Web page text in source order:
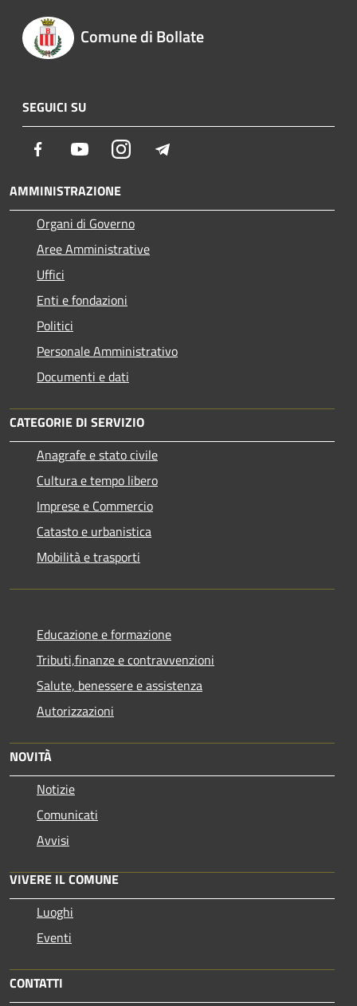
Comune di Bollate
SEGUICI SU
Facebook YoutubeInstagram
AMMINISTRAZIONE
Organi di Governo
Aree Amministrative
Uffici
Enti e fondazioni
Politici
Personale Amministrativo
Documenti e dati
CATEGORIE DI SERVIZIO
Anagrafe e stato civile
Cultura e tempo libero
Imprese e Commercio
Catasto e urbanistica
Mobilità e trasporti
Educazione e formazione
Tributi,finanze e contravvenzioni
Salute, benessere e assistenza
Autorizzazioni
NOVITÀ
Notizie
Comunicati
Avvisi
VIVERE IL COMUNE
Luoghi
Eventi
CONTATTI